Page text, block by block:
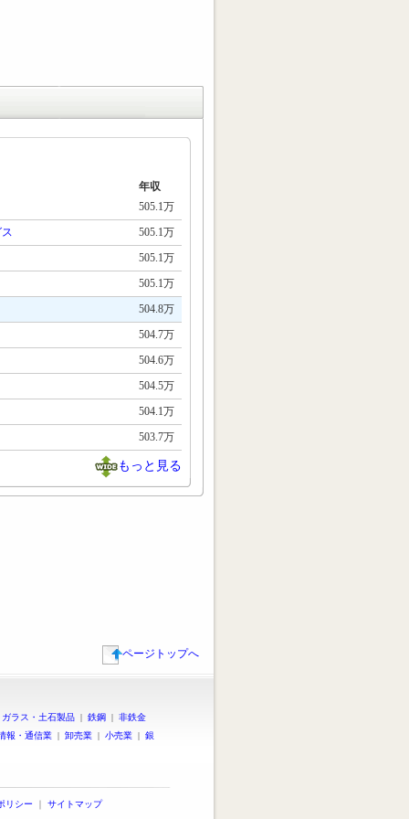
年収
505.1万
505.1万
505.1万
505.1万
504.8万
504.7万
504.6万
504.5万
504.1万
503.7万
もっと見る
ページトップへ
ガラス・土石製品 | 鉄鋼 | 非鉄金
報・通信業 | 卸売業 | 小売業 | 銀
リシー ｜ サイトマップ